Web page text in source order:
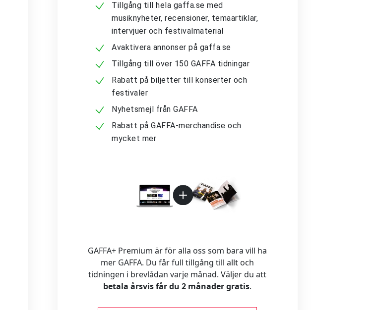
Tillgång till hela gaffa.se med
musiknyheter, recensioner, temaartiklar,
intervjuer och festivalmaterial
Avaktivera annonser på gaffa.se
Tillgång till över 150 GAFFA tidningar
Rabatt på biljetter till konserter och
festivaler
Nyhetsmejl från GAFFA
Rabatt på GAFFA-merchandise och
mycket mer
GAFFA+ Premium är för alla oss som bara vill ha
mer GAFFA. Du får full tillgång till allt och
tidningen i brevlådan varje månad. Väljer du att
betala årsvis får du 2 månader gratis.